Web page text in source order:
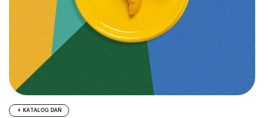
KATALOG DAŃ